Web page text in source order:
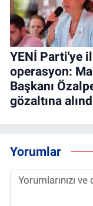
YENİ Parti'ye
operasyon:
Başkanı
gözaltına
Yorumlar